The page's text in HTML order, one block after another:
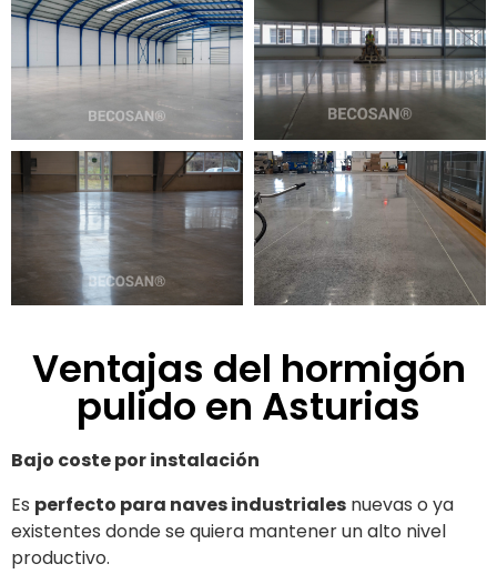
Ventajas del hormigón
pulido en Asturias
Bajo coste por instalación
Es perfecto para naves industriales nuevas o ya
existentes donde se quiera mantener un alto nivel
productivo.